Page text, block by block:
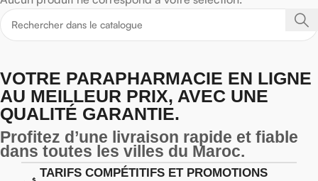
VOTRE PARAPHARMACIE EN LIGNE
AU MEILLEUR PRIX, AVEC UNE
QUALITÉ GARANTIE.
Profitez d’une livraison rapide et fiable
dans toutes les villes du Maroc.
TARIFS COMPÉTITIFS ET PROMOTIONS